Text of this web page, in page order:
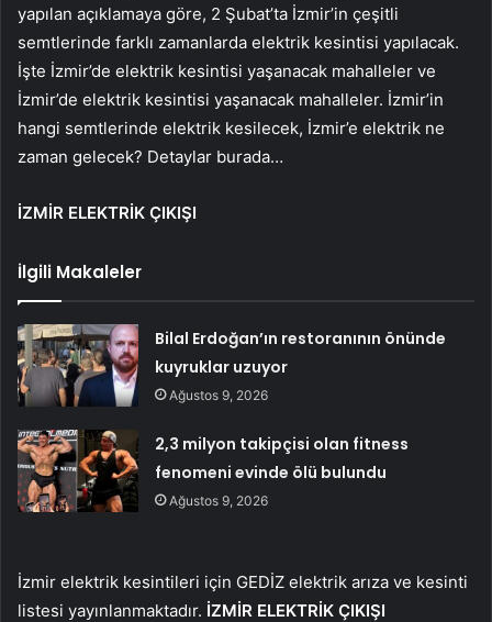
yapılan açıklamaya göre, 2 Şubat’ta İzmir’in çeşitli
semtlerinde farklı zamanlarda elektrik kesintisi yapılacak.
İşte İzmir’de elektrik kesintisi yaşanacak mahalleler ve
İzmir’de elektrik kesintisi yaşanacak mahalleler. İzmir’in
hangi semtlerinde elektrik kesilecek, İzmir’e elektrik ne
zaman gelecek? Detaylar burada…
İZMİR ELEKTRİK ÇIKIŞI
İlgili Makaleler
Bilal Erdoğan’ın restoranının önünde
kuyruklar uzuyor
Ağustos 9, 2026
2,3 milyon takipçisi olan fitness
fenomeni evinde ölü bulundu
Ağustos 9, 2026
İzmir elektrik kesintileri için GEDİZ elektrik arıza ve kesinti
listesi yayınlanmaktadır. İZMİR ELEKTRİK ÇIKIŞI